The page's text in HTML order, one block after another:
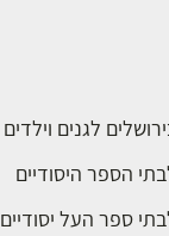
לגנים וילדים
הספר היסודיים
ספר העל יסודיים